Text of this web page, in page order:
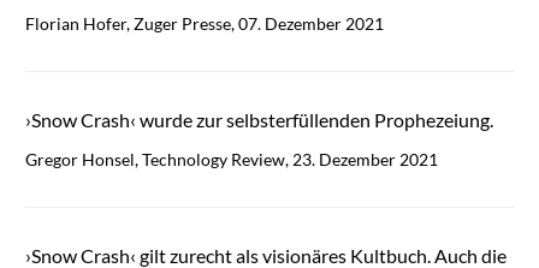
Florian Hofer, Zuger Presse, 07. Dezember 2021
›Snow Crash‹ wurde zur selbsterfüllenden Prophezeiung.
Gregor Honsel, Technology Review, 23. Dezember 2021
›Snow Crash‹ gilt zurecht als visionäres Kultbuch. Auch die